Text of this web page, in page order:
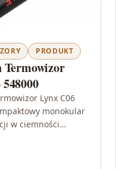
PRODUKT
Lynx C06
monokular
w ciemności